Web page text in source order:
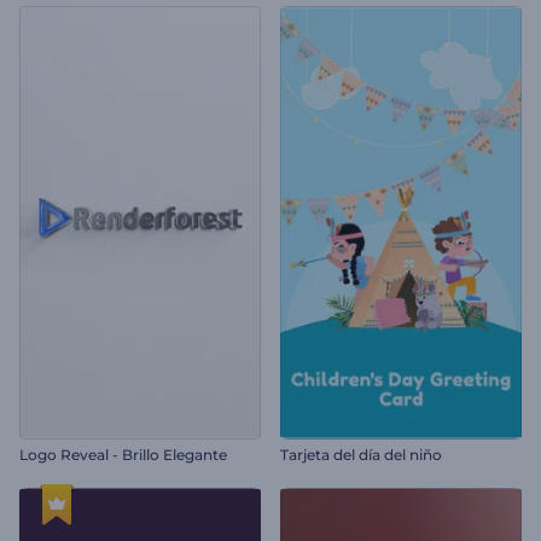
Logo Reveal - Brillo Elegante Tarjeta del día del niño